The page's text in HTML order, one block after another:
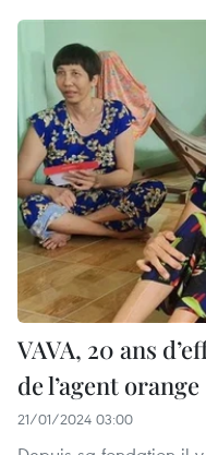
VAVA, 20 ans
de l’agent orange
21/01/2024 03:00